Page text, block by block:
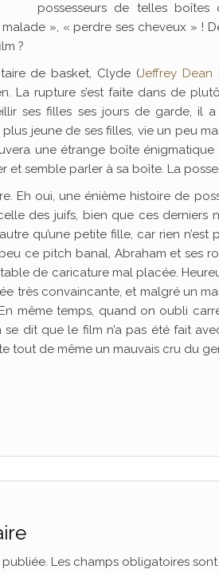
possesseurs de telles
», « perdre ses cheveux » !
?
de basket, Clyde (Jeffrey Dean
La rupture s’est faite dans de
ses filles ses jours de garde, il
jeune de ses filles, vie un peu
une étrange boîte
et semble parler à sa boîte. La
Eh oui, une énième histoire de
des juifs, bien que ces derniers
qu’une petite fille, car rien
ce pitch banal, Abraham et ses
de caricature mal placée.
très convaincante, et malgré un
même temps, quand on oubli
dit que le film n’a pas été fait
tout de même un mauvais cru du
Les champs obligatoires